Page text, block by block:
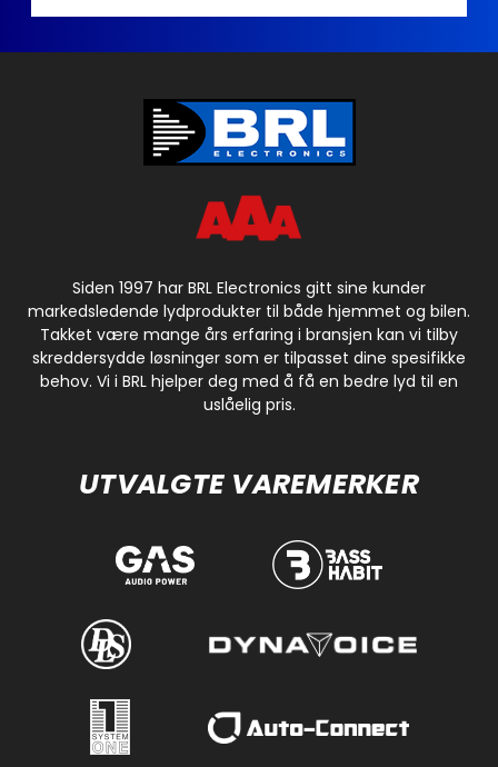
Siden 1997 har BRL Electronics gitt sine kunder
markedsledende lydprodukter til både hjemmet og bilen.
Takket være mange års erfaring i bransjen kan vi tilby
skreddersydde løsninger som er tilpasset dine spesifikke
behov. Vi i BRL hjelper deg med å få en bedre lyd til en
uslåelig pris.
UTVALGTE VAREMERKER